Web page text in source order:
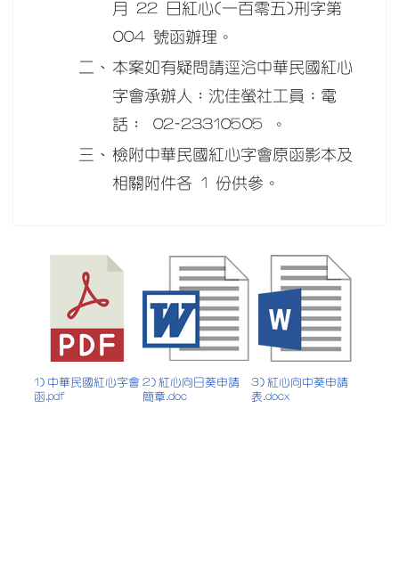
月 22 日紅心(一百零五)刑字第
004 號函辦理。
二、 本案如有疑問請逕洽中華民國紅心
字會承辦人：沈佳螢社工員；電
話： 02-23310505 。
三、 檢附中華民國紅心字會原函影本及
相關附件各 1 份供參。
1) 中華民國紅心字會
函.pdf
2) 紅心向日葵申請
簡章.doc
3) 紅心向中葵申請
表.docx